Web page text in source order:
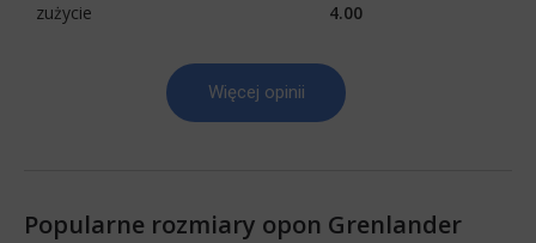
zużycie
4.00
Więcej opinii
Popularne rozmiary opon Grenlander